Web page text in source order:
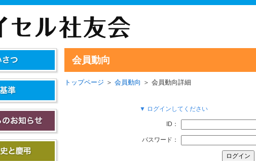
会員動向
トップページ ＞ 会員動向 ＞ 会員動向詳細
▼ ログインしてください
ID：
パスワード：